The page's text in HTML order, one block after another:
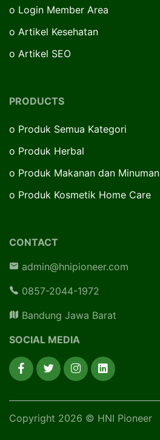
o Login Member Area
o Artikel Kesehatan
o Artikel SEO
PRODUCTS
o Produk Semua Kategori
o Produk Herbal
o Produk Makanan dan Minuman
o Produk Kosmetik Home Care
CONTACT
admin@hnipioneer.com
0857-2044-1972
Bandung Jawa Barat
SOCIAL MEDIA
Copyright 2026 © HNI Pioneer